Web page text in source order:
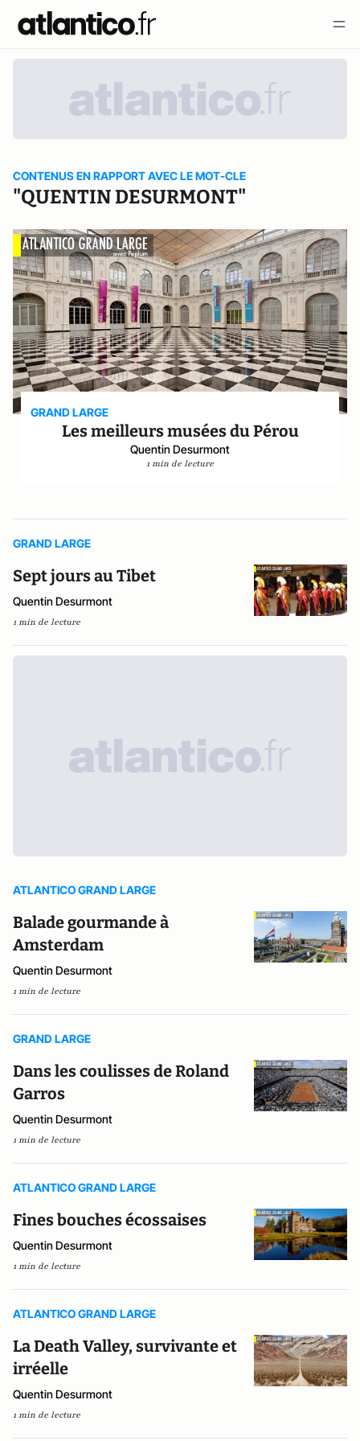
CONTENUS EN RAPPORT AVEC LE MOT-CLE
"QUENTIN DESURMONT"
GRAND LARGE
Les meilleurs musées du Pérou
Quentin Desurmont
1 min de lecture
GRAND LARGE
Sept jours au Tibet
Quentin Desurmont
1 min de lecture
ATLANTICO GRAND LARGE
Balade gourmande à
Amsterdam
Quentin Desurmont
1 min de lecture
GRAND LARGE
Dans les coulisses de Roland
Garros
Quentin Desurmont
1 min de lecture
ATLANTICO GRAND LARGE
Fines bouches écossaises
Quentin Desurmont
1 min de lecture
ATLANTICO GRAND LARGE
La Death Valley, survivante et
irréelle
Quentin Desurmont
1 min de lecture